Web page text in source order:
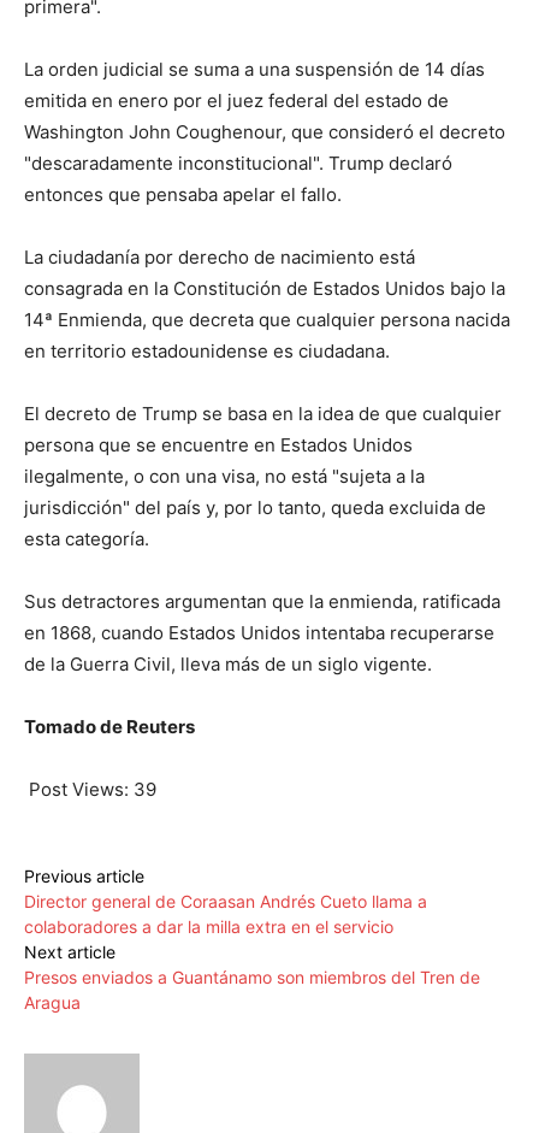
primera".
La orden judicial se suma a una suspensión de 14 días
emitida en enero por el juez federal del estado de
Washington John Coughenour, que consideró el decreto
"descaradamente inconstitucional". Trump declaró
entonces que pensaba apelar el fallo.
La ciudadanía por derecho de nacimiento está
consagrada en la Constitución de Estados Unidos bajo la
14ª Enmienda, que decreta que cualquier persona nacida
en territorio estadounidense es ciudadana.
El decreto de Trump se basa en la idea de que cualquier
persona que se encuentre en Estados Unidos
ilegalmente, o con una visa, no está "sujeta a la
jurisdicción" del país y, por lo tanto, queda excluida de
esta categoría.
Sus detractores argumentan que la enmienda, ratificada
en 1868, cuando Estados Unidos intentaba recuperarse
de la Guerra Civil, lleva más de un siglo vigente.
Tomado de Reuters
Post Views: 39
Previous article
Director general de Coraasan Andrés Cueto llama a
colaboradores a dar la milla extra en el servicio
Next article
Presos enviados a Guantánamo son miembros del Tren de
Aragua